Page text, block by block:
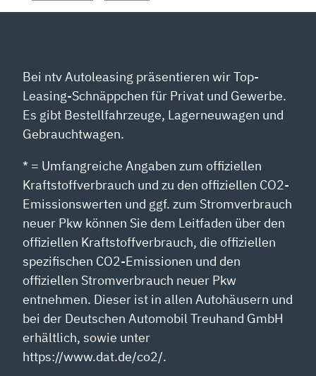
Bei ntv Autoleasing präsentieren wir Top-
Leasing-Schnäppchen für Privat und Gewerbe.
Es gibt Bestellfahrzeuge, Lagerneuwagen und
Gebrauchtwagen.
* = Umfangreiche Angaben zum offiziellen
Kraftstoffverbrauch und zu den offiziellen CO2-
Emissionswerten und ggf. zum Stromverbrauch
neuer Pkw können Sie dem Leitfaden über den
offiziellen Kraftstoffverbrauch, die offiziellen
spezifischen CO2-Emissionen und den
offiziellen Stromverbrauch neuer Pkw
entnehmen. Dieser ist in allen Autohäusern und
bei der Deutschen Automobil Treuhand GmbH
erhältlich, sowie unter
https://www.dat.de/co2/.